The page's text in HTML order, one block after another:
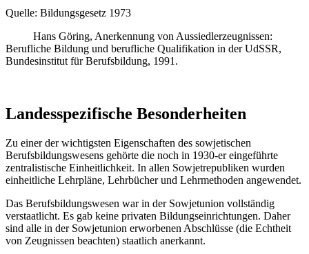
Quelle: Bildungsgesetz 1973
Hans Göring, Anerkennung von Aussiedlerzeugnissen:
Berufliche Bildung und berufliche Qualifikation in der UdSSR,
Bundesinstitut für Berufsbildung, 1991.
Landesspezifische Besonderheiten
Zu einer der wichtigsten Eigenschaften des sowjetischen
Berufsbildungswesens gehörte die noch in 1930-er eingeführte
zentralistische Einheitlichkeit. In allen Sowjetrepubliken wurden
einheitliche Lehrpläne, Lehrbücher und Lehrmethoden angewendet.
Das Berufsbildungswesen war in der Sowjetunion vollständig
verstaatlicht. Es gab keine privaten Bildungseinrichtungen. Daher
sind alle in der Sowjetunion erworbenen Abschlüsse (die Echtheit
von Zeugnissen beachten) staatlich anerkannt.